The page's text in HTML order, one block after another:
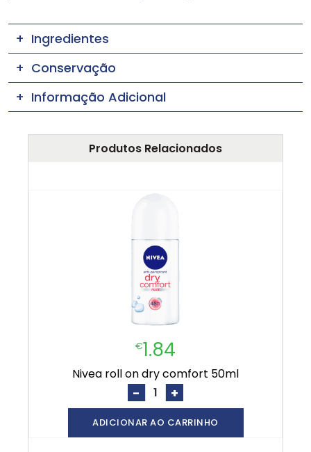
Ingredientes
Conservação
Informação Adicional
Produtos Relacionados
€1.84
nivea roll on dry comfort 50ml
- +
ADICIONAR AO CARRINHO